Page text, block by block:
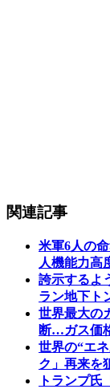
関連記事
米軍6人の
人機能力高
誇示するよ
ラン地下ト
世界最大の
断…ガス価
世界の“エ
ク」再来を
トランプ